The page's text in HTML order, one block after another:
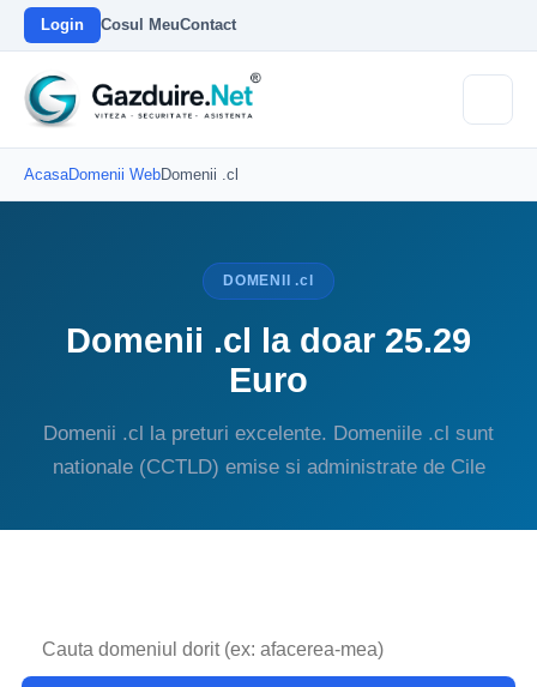
Login Cosul MeuContact
AcasaDomenii WebDomenii .cl
DOMENII .cl
Domenii .cl la doar 25.29
Euro
Domenii .cl la preturi excelente. Domeniile .cl sunt
nationale (CCTLD) emise si administrate de Cile